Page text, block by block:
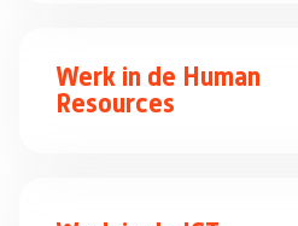
Werk in de Human
Resources